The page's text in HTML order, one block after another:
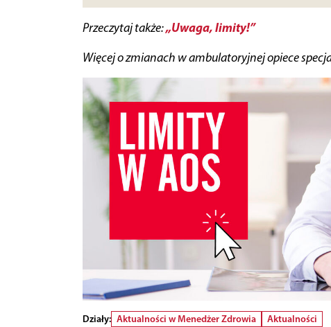
Przeczytaj także:„Uwaga, limity!”
Więcej o zmianach w ambulatoryjnej opiece
Działy: Aktualności w Menedżer Zdrowia
Aktualności